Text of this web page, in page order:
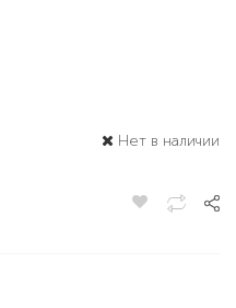
Нет в наличии